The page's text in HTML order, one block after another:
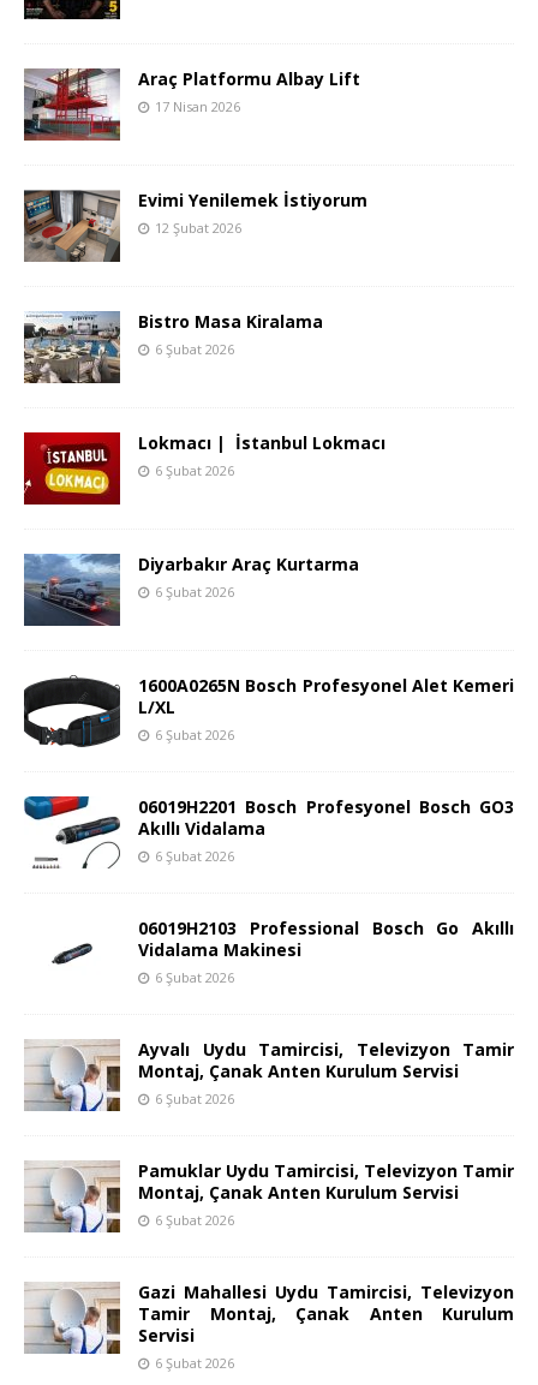
Araç Platformu Albay Lift
17 Nisan 2026
Evimi Yenilemek İstiyorum
12 Şubat 2026
Bistro Masa Kiralama
6 Şubat 2026
Lokmacı | İstanbul Lokmacı
6 Şubat 2026
Diyarbakır Araç Kurtarma
6 Şubat 2026
1600A0265N Bosch Profesyonel Alet Kemeri
L/XL
6 Şubat 2026
06019H2201 Bosch Profesyonel Bosch GO3
Akıllı Vidalama
6 Şubat 2026
06019H2103 Professional Bosch Go Akıllı
Vidalama Makinesi
6 Şubat 2026
Ayvalı Uydu Tamircisi, Televizyon Tamir
Montaj, Çanak Anten Kurulum Servisi
6 Şubat 2026
Pamuklar Uydu Tamircisi, Televizyon Tamir
Montaj, Çanak Anten Kurulum Servisi
6 Şubat 2026
Gazi Mahallesi Uydu Tamircisi, Televizyon
Tamir Montaj, Çanak Anten Kurulum
Servisi
6 Şubat 2026